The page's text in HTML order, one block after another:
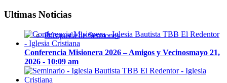
Búsqueda de Sermones
Ultimas Noticias
Conferencia Misionera 2026 – Amigos y Vecinosmayo 21,
2026 - 10:09 am